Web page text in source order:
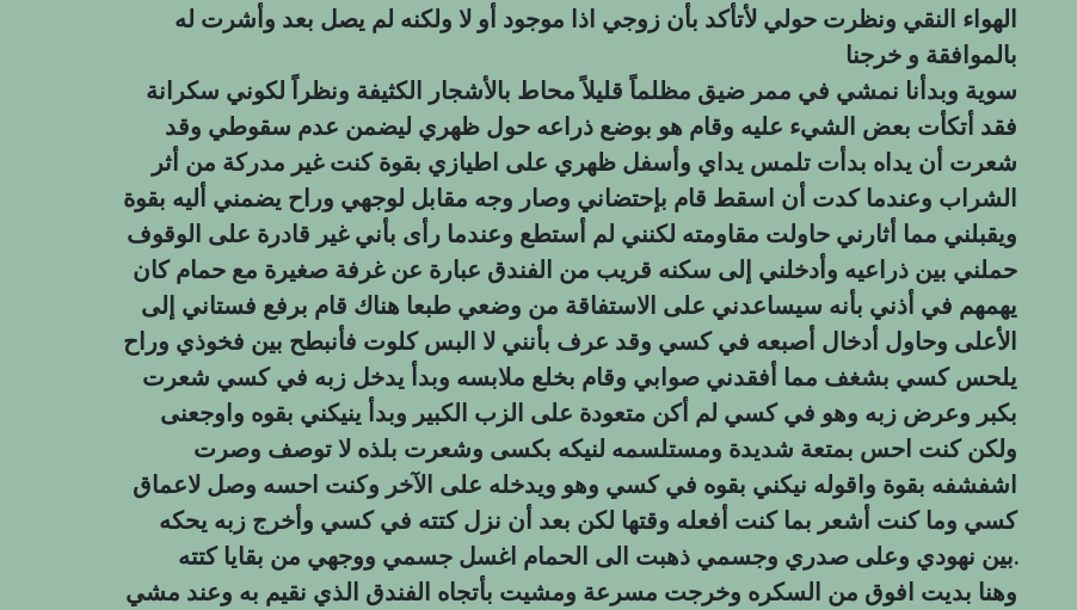
الهواء النقي ونظرت حولي لأتأكد بأن زوجي اذا موجود أو لا ولكنه لم يصل بعد وأشرت له
بالموافقة و خرجنا
سوية وبدأنا نمشي في ممر ضيق مظلماً قليلاً محاط بالأشجار الكثيفة ونظراً لكوني سكرانة
فقد أتكأت بعض الشيء عليه وقام هو بوضع ذراعه حول ظهري ليضمن عدم سقوطي وقد
شعرت أن يداه بدأت تلمس يداي وأسفل ظهري على اطيازي بقوة كنت غير مدركة من أثر
الشراب وعندما كدت أن اسقط قام بإحتضاني وصار وجه مقابل لوجهي وراح يضمني أليه بقوة
ويقبلني مما أثارني حاولت مقاومته لكنني لم أستطع وعندما رأى بأني غير قادرة على الوقوف
حملني بين ذراعيه وأدخلني إلى سكنه قريب من الفندق عبارة عن غرفة صغيرة مع حمام كان
يهمهم في أذني بأنه سيساعدني على الاستفاقة من وضعي طبعا هناك قام برفع فستاني إلى
الأعلى وحاول أدخال أصبعه في كسي وقد عرف بأنني لا البس كلوت فأنبطح بين فخوذي وراح
يلحس كسي بشغف مما أفقدني صوابي وقام بخلع ملابسه وبدأ يدخل زبه في كسي شعرت
بكبر وعرض زبه وهو في كسي لم أكن متعودة على الزب الكبير وبدأ ينيكني بقوه واوجعنى
ولكن كنت احس بمتعة شديدة ومستلسمه لنیکه بکسی وشعرت بلذه لا توصف وصرت
اشفشفه بقوة واقوله نيكني بقوه في كسي وهو ويدخله على الآخر وكنت احسه وصل لاعماق
كسي وما كنت أشعر بما كنت أفعله وقتها لكن بعد أن نزل كتته في كسي وأخرج زبه يحكه
بين نهودي وعلى صدري وجسمي ذهبت الى الحمام اغسل جسمي ووجهي من بقايا كتته.
وهنا بديت افوق من السكره وخرجت مسرعة ومشيت بأتجاه الفندق الذي نقيم به وعند مشي